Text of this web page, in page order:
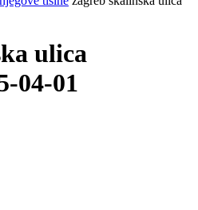
ulica
04-01